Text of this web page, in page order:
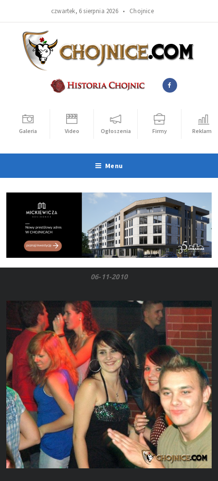
czwartek, 6 sierpnia 2026 • Chojnice
Galeria Video Ogłoszenia Firmy Reklama
Menu
06-11-2010